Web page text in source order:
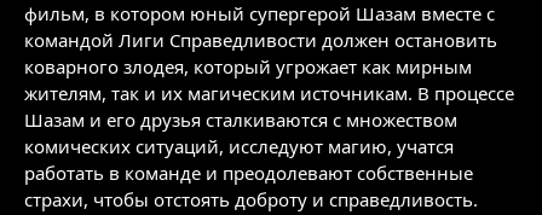
фильм, в котором юный супергерой Шазам вместе с
командой Лиги Справедливости должен остановить
коварного злодея, который угрожает как мирным
жителям, так и их магическим источникам. В процессе
Шазам и его друзья сталкиваются с множеством
комических ситуаций, исследуют магию, учатся
работать в команде и преодолевают собственные
страхи, чтобы отстоять доброту и справедливость.